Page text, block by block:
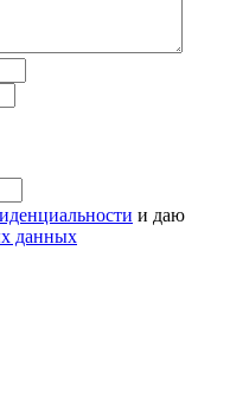
и даю
данных